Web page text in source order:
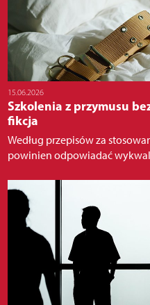
15.06.2026
Szkolenia z przymusu
fikcja
Według przepisów za
powinien odpowiadać